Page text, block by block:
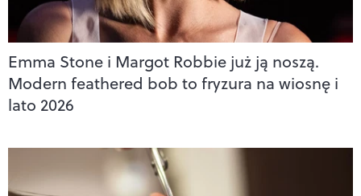
Emma Stone i Margot Robbie już ją noszą.
Modern feathered bob to fryzura na wiosnę i
lato 2026